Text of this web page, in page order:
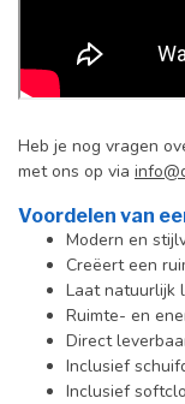
Heb je nog vragen
met ons op via
Voordelen van
Modern en
Creëert een
Laat natuurlijk
Ruimte- en
Direct
Inclusief
Inclusief